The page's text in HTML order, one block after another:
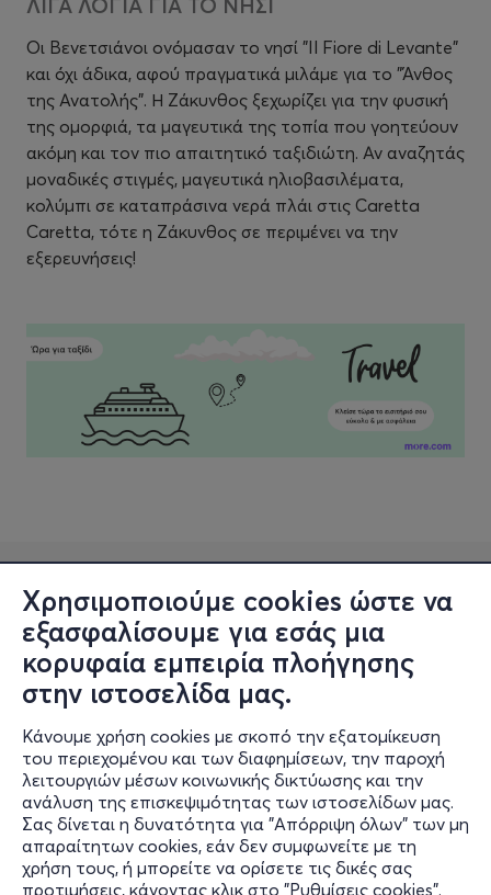
Χρησιμοποιούμε cookies ώστε να
εξασφαλίσουμε για εσάς μια
κορυφαία εμπειρία πλοήγησης
στην ιστοσελίδα μας.
Κάνουμε χρήση cookies με σκοπό την εξατομίκευση
του περιεχομένου και των διαφημίσεων, την παροχή
λειτουργιών μέσων κοινωνικής δικτύωσης και την
ανάλυση της επισκεψιμότητας των ιστοσελίδων μας.
Σας δίνεται η δυνατότητα για "Απόρριψη όλων" των μη
απαραίτητων cookies, εάν δεν συμφωνείτε με τη
χρήση τους, ή μπορείτε να ορίσετε τις δικές σας
προτιμήσεις, κάνοντας κλικ στο "Ρυθμίσεις cookies".
ΛΙΓΑ ΛΟΓΙΑ ΓΙΑ ΤΟ ΝΗΣΙ
Οι Βενετσιάνοι ονόμασαν το νησί "Il Fiore di Levante"
και όχι άδικα, αφού πραγματικά μιλάμε για το "Άνθος
της Ανατολής". Η Ζάκυνθος ξεχωρίζει για την φυσική
της ομορφιά, τα μαγευτικά της τοπία που γοητεύουν
ακόμη και τον πιο απαιτητικό ταξιδιώτη. Αν αναζητάς
μοναδικές στιγμές, μαγευτικά ηλιοβασιλέματα,
κολύμπι σε καταπράσινα νερά πλάι στις Caretta
Caretta, τότε η Ζάκυνθος σε περιμένει να την
εξερευνήσεις!
Πληροφορίες
Υποστήριξη
Stay Connected